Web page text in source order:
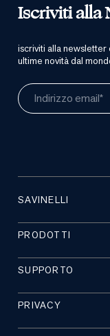
Iscriviti alla
iscriviti alla
ultime novità dal
Indirizzo email*
SAVINELLI
PRODOTTI
SUPPORTO
PRIVACY